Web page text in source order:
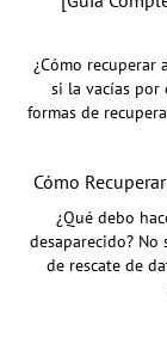
¿Cómo recuperar
si la vacías por
formas de
Cómo
¿Qué debo
desaparecido? No
de rescate de